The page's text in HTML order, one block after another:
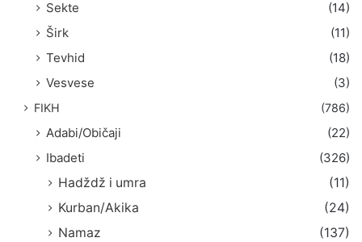
Sekte
(14)
Širk
(11)
Tevhid
(18)
Vesvese
(3)
FIKH (786)
Adabi/Običaji
(22)
Ibadeti
(326)
Hadždž i umra
(11)
Kurban/Akika
(24)
Namaz
(137)